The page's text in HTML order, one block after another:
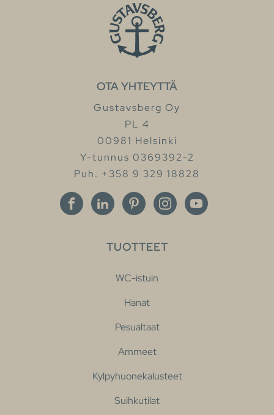
OTA YHTEYTTÄ
Gustavsberg Oy
PL 4
00981 Helsinki
Y-tunnus 0369392-2
Puh. +358 9 329 18828
TUOTTEET
WC-istuin
Hanat
Pesualtaat
Ammeet
Kylpyhuonekalusteet
Suihkutilat